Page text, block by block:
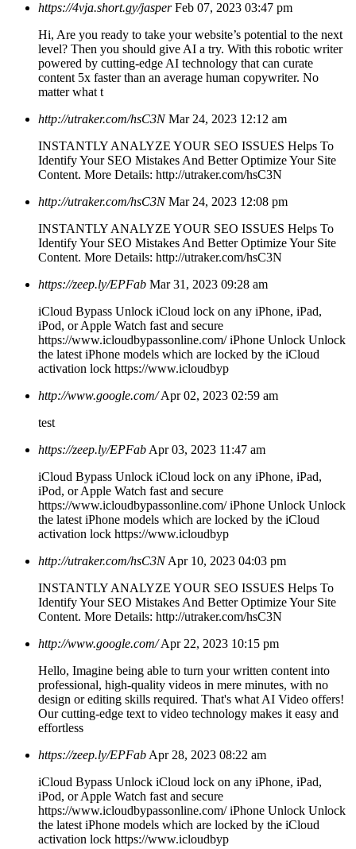
https://4vja.short.gy/jasper Feb 07, 2023 03:47 pm
Hi, Are you ready to take your website’s potential to the next
level? Then you should give AI a try. With this robotic writer
powered by cutting-edge AI technology that can curate
content 5x faster than an average human copywriter. No
matter what t
http://utraker.com/hsC3N Mar 24, 2023 12:12 am
INSTANTLY ANALYZE YOUR SEO ISSUES Helps To
Identify Your SEO Mistakes And Better Optimize Your Site
Content. More Details: http://utraker.com/hsC3N
http://utraker.com/hsC3N Mar 24, 2023 12:08 pm
INSTANTLY ANALYZE YOUR SEO ISSUES Helps To
Identify Your SEO Mistakes And Better Optimize Your Site
Content. More Details: http://utraker.com/hsC3N
https://zeep.ly/EPFab Mar 31, 2023 09:28 am
iCloud Bypass Unlock iCloud lock on any iPhone, iPad,
iPod, or Apple Watch fast and secure
https://www.icloudbypassonline.com/ iPhone Unlock Unlock
the latest iPhone models which are locked by the iCloud
activation lock https://www.icloudbyp
http://www.google.com/ Apr 02, 2023 02:59 am
test
https://zeep.ly/EPFab Apr 03, 2023 11:47 am
iCloud Bypass Unlock iCloud lock on any iPhone, iPad,
iPod, or Apple Watch fast and secure
https://www.icloudbypassonline.com/ iPhone Unlock Unlock
the latest iPhone models which are locked by the iCloud
activation lock https://www.icloudbyp
http://utraker.com/hsC3N Apr 10, 2023 04:03 pm
INSTANTLY ANALYZE YOUR SEO ISSUES Helps To
Identify Your SEO Mistakes And Better Optimize Your Site
Content. More Details: http://utraker.com/hsC3N
http://www.google.com/ Apr 22, 2023 10:15 pm
Hello, Imagine being able to turn your written content into
professional, high-quality videos in mere minutes, with no
design or editing skills required. That's what AI Video offers!
Our cutting-edge text to video technology makes it easy and
effortless
https://zeep.ly/EPFab Apr 28, 2023 08:22 am
iCloud Bypass Unlock iCloud lock on any iPhone, iPad,
iPod, or Apple Watch fast and secure
https://www.icloudbypassonline.com/ iPhone Unlock Unlock
the latest iPhone models which are locked by the iCloud
activation lock https://www.icloudbyp